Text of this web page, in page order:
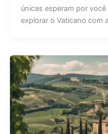
únicas esperam por
explorar o Vaticano com